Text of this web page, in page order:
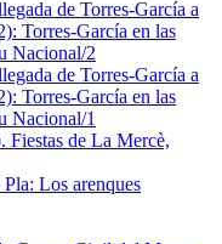
de Torres-García a
Torres-García en las
Nacional/2
de Torres-García a
Torres-García en las
Nacional/1
Fiestas de La Mercè,
Los arenques